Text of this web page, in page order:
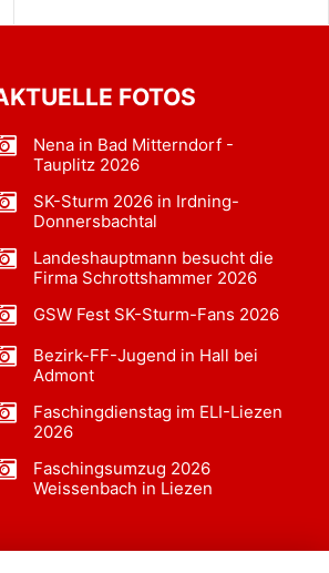
FOTOS
Nena in Bad Mitterndorf -
Tauplitz 2026
SK-Sturm 2026 in Irdning-
Donnersbachtal
Landeshauptmann besucht die
Firma Schrottshammer 2026
GSW Fest SK-Sturm-Fans 2026
Bezirk-FF-Jugend in Hall bei
Admont
Faschingdienstag im ELI-Liezen
2026
Faschingsumzug 2026
Weissenbach in Liezen